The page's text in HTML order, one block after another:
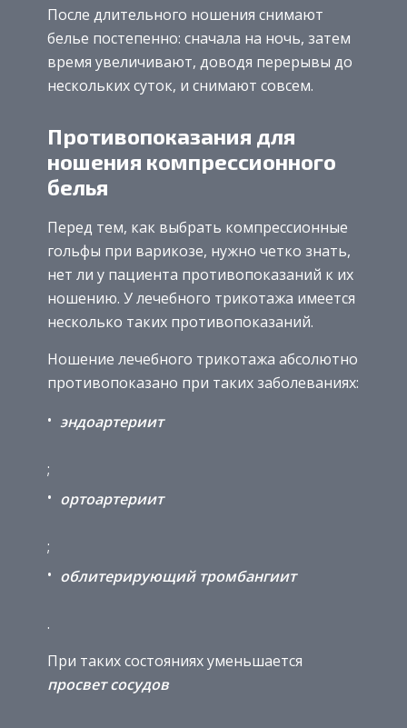
После длительного ношения снимают
белье постепенно: сначала на ночь, затем
время увеличивают, доводя перерывы до
нескольких суток, и снимают совсем.
Противопоказания для
ношения компрессионного
белья
Перед тем, как выбрать компрессионные
гольфы при варикозе, нужно четко знать,
нет ли у пациента противопоказаний к их
ношению. У лечебного трикотажа имеется
несколько таких противопоказаний.
Ношение лечебного трикотажа абсолютно
противопоказано при таких заболеваниях:
эндоартериит
;
ортоартериит
;
облитерирующий тромбангиит
.
При таких состояниях уменьшается
просвет сосудов